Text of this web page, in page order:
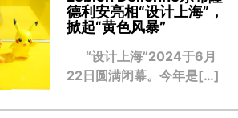
德利安亮相“设计上海”，
掀起“黄色风暴”
“设计上海”2024于6月
22日圆满闭幕。今年是[…]